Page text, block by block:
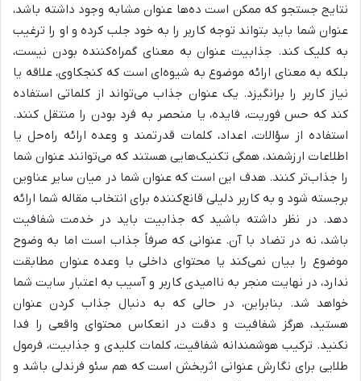
نتایج جستجو که ممکن است ده‌ها عنوان مشابه وجود داشته باشد،
عنوان شما باید بتواند توجه کاربر را به خود جلب کرده و او را ترغیب
به کلیک کند. جذابیت عنوان به معنای گمراه‌کننده بودن نیست،
بلکه به معنای ارائه موضوع به شیوه‌ای است که کنجکاوی، علاقه یا
نیاز کاربر را برانگیزد. یک عنوان جذاب می‌تواند از کلماتی استفاده
کند که حس فوریت، فایده، یا منحصر به فرد بودن را منتقل کنند.
استفاده از سؤالات، اعداد، کلمات قدرتمند و وعده ارائه راه‌حل یا
اطلاعات ارزشمند، همگی تکنیک‌هایی هستند که می‌توانند عنوان شما
را جذاب‌تر کنند. هدف این است که عنوان شما در میان سایر عناوین
برجسته شود و به کاربر دلیلی قانع‌کننده برای انتخاب مقاله شما ارائه
دهد. در نظر داشته باشید که جذابیت باید در خدمت شفافیت
باشد، نه در تضاد با آن. عنوانی که صرفاً جذاب است اما به وضوح
موضوع را بیان نمی‌کند یا محتوای داخلی با وعده عنوان مطابقت
ندارد، در نهایت منجر به ناامیدی کاربر و آسیب به اعتبار سایت شما
خواهد شد. بنابراین، در حالی که به دنبال جذاب کردن عنوان
هستید، هرگز شفافیت و دقت در انعکاس محتوای واقعی را فدا
نکنید. ترکیب هوشمندانه شفافیت، کلمات کلیدی و جذابیت، فرمول
طلایی برای نگارش عنوانی اثربخش است که هم سئو فرندلی باشد و